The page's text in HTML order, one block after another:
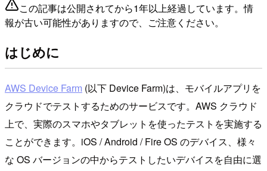
この記事は公開されてから1年以上経過しています。情
報が古い可能性がありますので、ご注意ください。
はじめに
AWS Device Farm (以下 Device Farm)は、モバイルアプリを
クラウドでテストするためのサービスです。AWS クラウド
上で、実際のスマホやタブレットを使ったテストを実施する
ことができます。iOS / Android / Fire OS のデバイス、様々
な OS バージョンの中からテストしたいデバイスを自由に選